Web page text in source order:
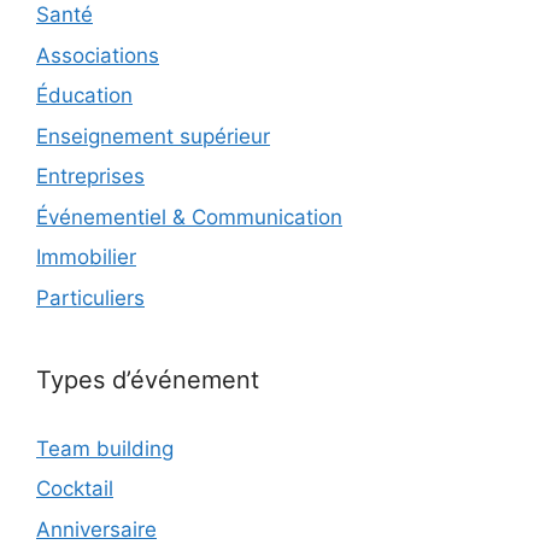
Santé
Associations
Éducation
Enseignement supérieur
Entreprises
Événementiel & Communication
Immobilier
Particuliers
Types d’événement
Team building
Cocktail
Anniversaire